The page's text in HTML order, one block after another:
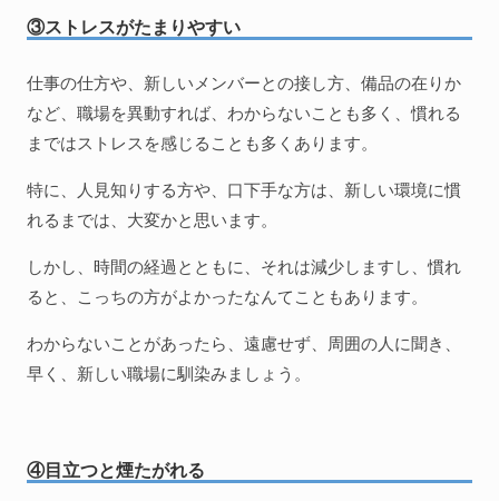
③ストレスがたまりやすい
仕事の仕方や、新しいメンバーとの接し方、備品の在りか
など、職場を異動すれば、わからないことも多く、慣れる
まではストレスを感じることも多くあります。
特に、人見知りする方や、口下手な方は、新しい環境に慣
れるまでは、大変かと思います。
しかし、時間の経過とともに、それは減少しますし、慣れ
ると、こっちの方がよかったなんてこともあります。
わからないことがあったら、遠慮せず、周囲の人に聞き、
早く、新しい職場に馴染みましょう。
④目立つと煙たがれる